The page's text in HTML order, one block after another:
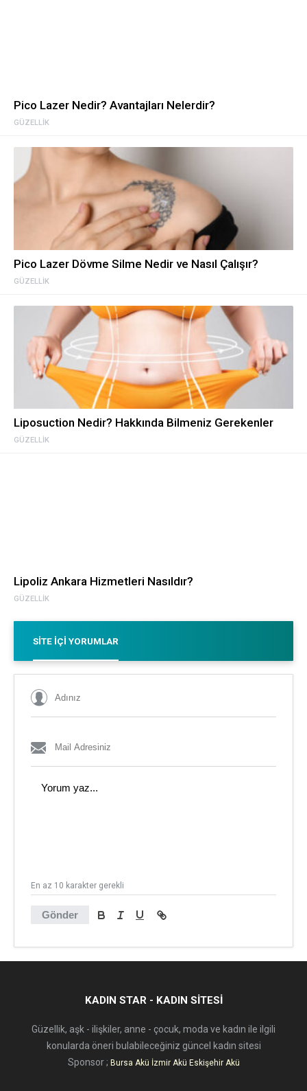
GÜZELLIK
Pico Lazer Nedir? Avantajları Nelerdir?
GÜZELLIK
Pico Lazer Dövme Silme Nedir ve Nasıl Çalışır?
GÜZELLIK
Liposuction Nedir? Hakkında Bilmeniz Gerekenler
GÜZELLIK
Lipoliz Ankara Hizmetleri Nasıldır?
SITE İÇI YORUMLAR
Gönder
En az 10 karakter gerekli
KADIN STAR - KADIN SITESI
Güzellik, aşk - ilişkiler, anne - çocuk, moda ve kadın ile ilgili
konularda öneri bulabileceğiniz güncel kadın sitesi
Sponsor ; Bursa Akü İzmir Akü Eskişehir Akü